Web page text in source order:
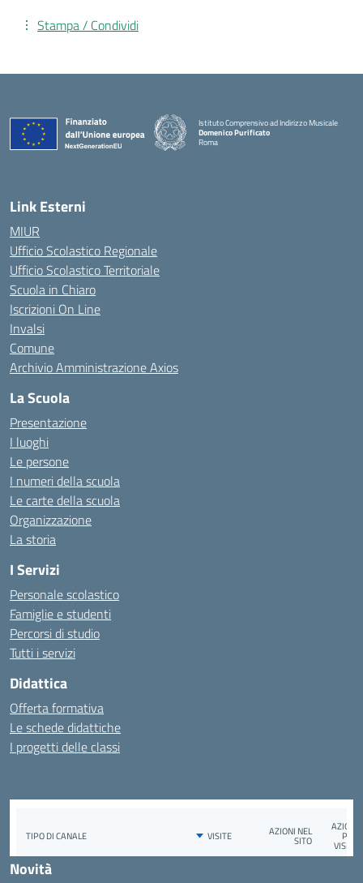
Stampa / Condividi
Istituto Comprensivo ad Indirizzo Musicale
Domenico Purificato
Roma
Link Esterni
MIUR
Ufficio Scolastico Regionale
Ufficio Scolastico Territoriale
Scuola in Chiaro
Iscrizioni On Line
Invalsi
Comune
Archivio Amministrazione Axios
La Scuola
Presentazione
I luoghi
Le persone
I numeri della scuola
Le carte della scuola
Organizzazione
La storia
I Servizi
Personale scolastico
Famiglie e studenti
Percorsi di studio
Tutti i servizi
Didattica
Offerta formativa
Le schede didattiche
I progetti delle classi
Novità